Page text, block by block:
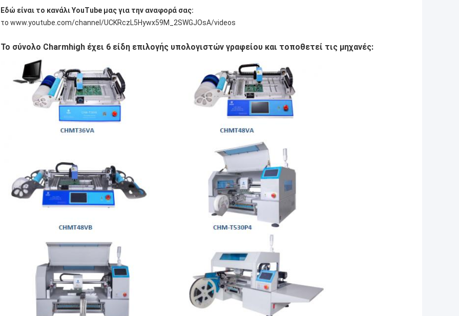
Εδώ είναι το κανάλι YouTube μας για την αναφορά σας:
το www.youtube.com/channel/UCKRczL5Hywx59M_2SWGJOsA/videos
Το σύνολο Charmhigh έχει 6 είδη επιλογής υπολογιστών γραφείου και τοποθετεί τις μηχανές: